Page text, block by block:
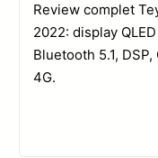
Review complet
2022: display
Bluetooth 5.1,
4G.